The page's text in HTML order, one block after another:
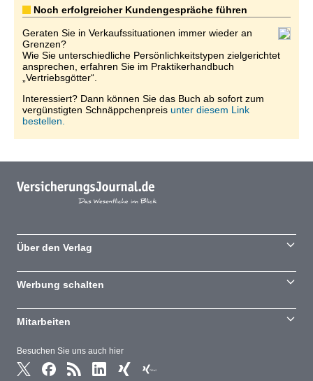
Noch erfolgreicher Kundengespräche führen
Geraten Sie in Verkaufssituationen immer wieder an
Grenzen?
Wie Sie unterschiedliche Persönlichkeitstypen zielgerichtet
ansprechen, erfahren Sie im Praktikerhandbuch
„Vertriebsgötter“.
Interessiert? Dann können Sie das Buch ab sofort zum
vergünstigten Schnäppchenpreis unter diesem Link
bestellen.
Besuchen Sie uns auch hier
Über den Verlag
Werbung schalten
Mitarbeiten